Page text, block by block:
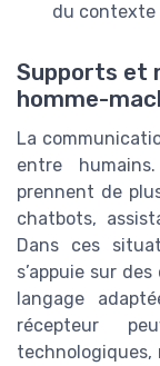
du contexte
Supports et
homme-
La
entre
prennent de
chatbots,
Dans ces
s’appuie sur
langage
récepteur
technologiques,